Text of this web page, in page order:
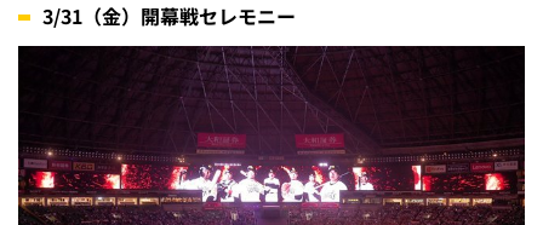
3/31（金）開幕戦セレモニー